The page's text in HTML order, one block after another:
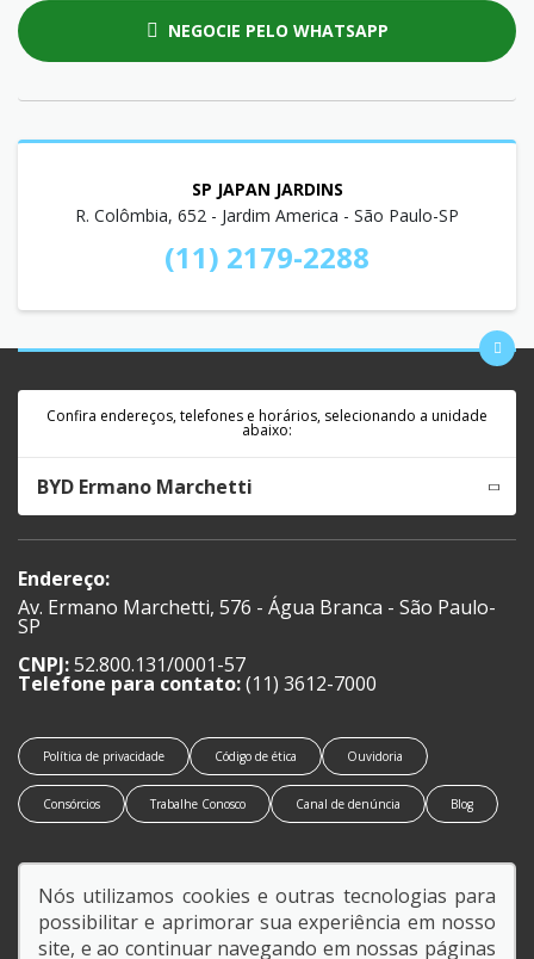
NEGOCIE PELO WHATSAPP
SP JAPAN JARDINS
R. Colômbia, 652 - Jardim America - São Paulo-SP
(11) 2179-2288
Confira endereços, telefones e horários, selecionando a unidade
abaixo:
BYD Ermano Marchetti
Endereço:
Av. Ermano Marchetti, 576 - Água Branca - São Paulo-
SP
CNPJ:52.800.131/0001-57
Telefone para contato:(11) 3612-7000
Política de privacidade Código de ética Ouvidoria
Consórcios Trabalhe Conosco Canal de denúncia Blog
SIGA-NOS:
Nós utilizamos cookies e outras tecnologias para
possibilitar e aprimorar sua experiência em nosso
site, e ao continuar navegando em nossas páginas